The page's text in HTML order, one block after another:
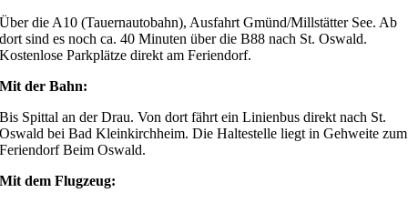
Über die A10 (Tauernautobahn), Ausfahrt Gmünd/Millstätter See. Ab
dort sind es noch ca. 40 Minuten über die B88 nach St. Oswald.
Kostenlose Parkplätze direkt am Feriendorf.
Mit der Bahn:
Bis Spittal an der Drau. Von dort fährt ein Linienbus direkt nach St.
Oswald bei Bad Kleinkirchheim. Die Haltestelle liegt in Gehweite zum
Feriendorf Beim Oswald.
Mit dem Flugzeug: